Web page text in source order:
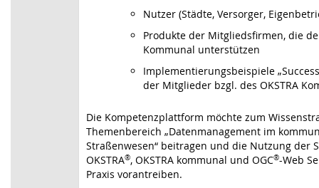
Nutzer (Städte, Versorger,
Produkte der Mitgliedsfirmen, die
Kommunal unterstützen
Implementierungsbeispiele
der Mitglieder bzgl. des OKSTRA
Die Kompetenzplattform möchte zum
Themenbereich „Datenmanagement im
Straßenwesen“ beitragen und die Nutzung der
OKSTRA®, OKSTRA kommunal und OGC®-Web
Praxis vorantreiben.